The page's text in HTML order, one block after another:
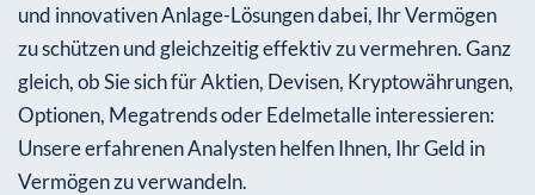
und innovativen Anlage-Lösungen dabei, Ihr Vermögen
zu schützen und gleichzeitig effektiv zu vermehren. Ganz
gleich, ob Sie sich für Aktien, Devisen, Kryptowährungen,
Optionen, Megatrends oder Edelmetalle interessieren:
Unsere erfahrenen Analysten helfen Ihnen, Ihr Geld in
Vermögen zu verwandeln.